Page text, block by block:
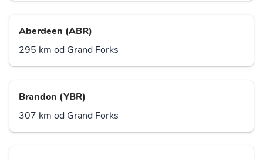
Aberdeen (ABR)
295 km od Grand Forks
Brandon (YBR)
307 km od Grand Forks